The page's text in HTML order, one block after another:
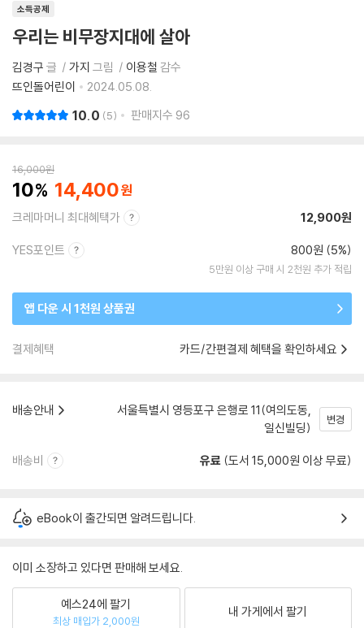
소득공제
우리는 비무장지대에 살아
김경구 글 가지 그림 이용철 감수
뜨인돌어린이
2024.05.08.
10.0 5 판매지수 96
16,000원
10 14,400
크레마머니 최대혜택가 12,900원
YES포인트 800원 (5%)
5만원 이상 구매 시 2천원 추가 적립
앱 다운 시 1천원 상품권
결제혜택 카드/간편결제 혜택을 확인하세요
배송안내
서울특별시 영등포구 은행로 11(여의도동,
일신빌딩)
변경
배송비 유료 (도서 15,000원 이상 무료)
eBook이 출간되면 알려드립니다.
이미 소장하고 있다면 판매해 보세요.
예스24에 팔기
최상 매입가 2,000원
내 가게에서 팔기